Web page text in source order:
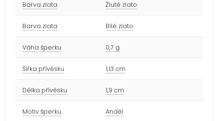
Barva zlata Žluté zlato
Barva zlata Bílé zlato
Váha šperku 0,7 g
Šířka přívěsku 1,13 cm
Délka přívěsku 1,9 cm
Motiv šperku Anděl